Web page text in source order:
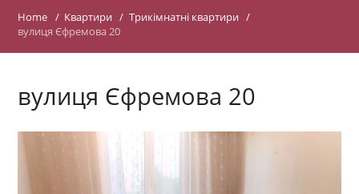
+380977333727
+380635372727
Home Квартири
Трикімнатні квартири
вулиця Єфремова 20
вулиця Єфремова 20